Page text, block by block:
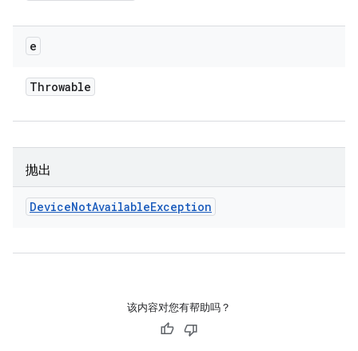
e
Throwable
抛出
DeviceNotAvailableException
该内容对您有帮助吗？